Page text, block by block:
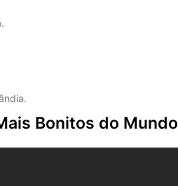
Bonitos do Mundo